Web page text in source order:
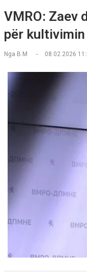
VMRO: Zaev
për
Nga B.M 08.02.2026